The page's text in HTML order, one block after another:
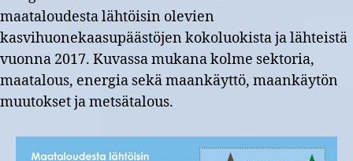
maataloudesta lähtöisin olevien
kasvihuonekaasupäästöjen kokoluokista ja lähteistä
vuonna 2017. Kuvassa mukana kolme sektoria,
maatalous, energia sekä maankäyttö, maankäytön
muutokset ja metsätalous.